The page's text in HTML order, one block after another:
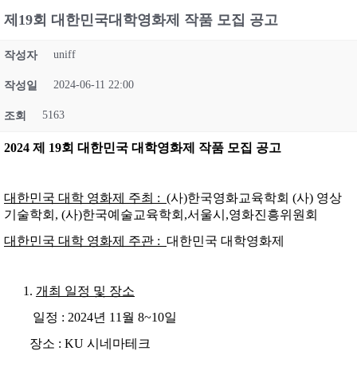
제19회 대한민국대학영화제 작품 모집 공고
작성자 uniff
작성일 2024-06-11 22:00
조회 5163
2024 제 19회 대한민국 대학영화제 작품 모집 공고
대한민국 대학 영화제 주최 : (사)한국영화교육학회 (사) 영상
기술학회, (사)한국예술교육학회,서울시,영화진흥위원회
대한민국 대학 영화제 주관 : 대한민국 대학영화제
개최 일정 및 장소
일정 : 2024년 11월 8~10일
장소 : KU 시네마테크